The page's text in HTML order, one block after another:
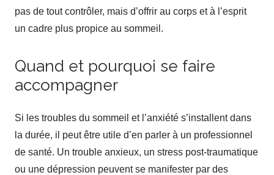
pas de tout contrôler, mais d’offrir au corps et à l’esprit
un cadre plus propice au sommeil.
Quand et pourquoi se faire
accompagner
Si les troubles du sommeil et l’anxiété s’installent dans
la durée, il peut être utile d’en parler à un professionnel
de santé. Un trouble anxieux, un stress post-traumatique
ou une dépression peuvent se manifester par des